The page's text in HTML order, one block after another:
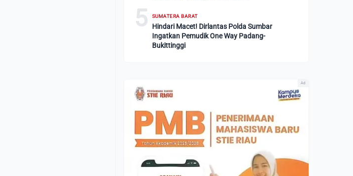
5 SUMATERA BARAT
Hindari Macet! Dirlantas Polda Sumbar
Ingatkan Pemudik One Way Padang-
Bukittinggi
Ad